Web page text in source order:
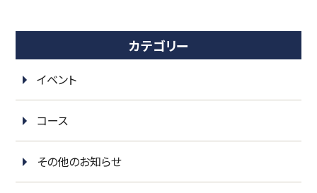
カテゴリー
イベント
コース
その他のお知らせ